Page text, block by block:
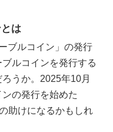
は
ブルコイン」の発行
ルコインを発行する
うか。2025年10月
の発行を始めた
助けになるかもしれ